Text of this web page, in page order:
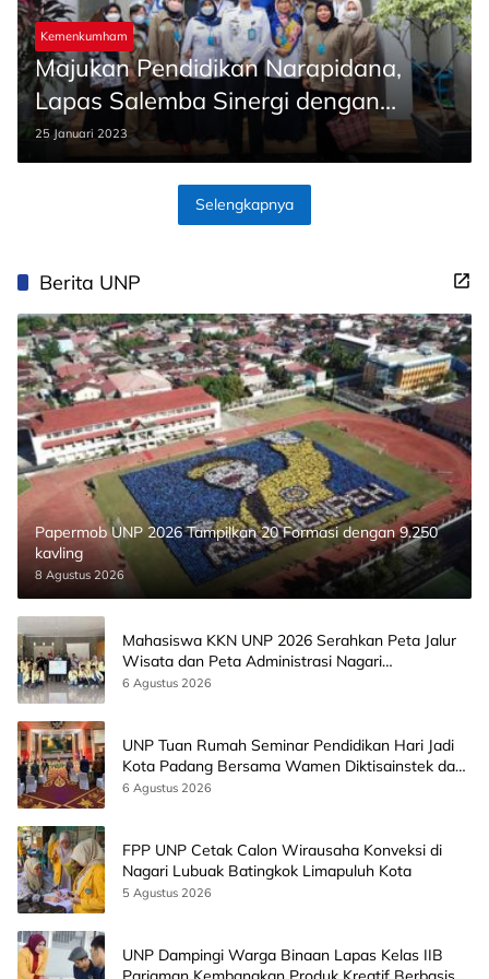
Kemenkumham
Majukan Pendidikan Narapidana,
Lapas Salemba Sinergi dengan
FKPKBM dan Sudin Pendidikan
25 Januari 2023
Selengkapnya
Berita UNP
Papermob UNP 2026 Tampilkan 20 Formasi dengan 9.250
kavling
8 Agustus 2026
Mahasiswa KKN UNP 2026 Serahkan Peta Jalur
Wisata dan Peta Administrasi Nagari
Paninggahan
6 Agustus 2026
UNP Tuan Rumah Seminar Pendidikan Hari Jadi
Kota Padang Bersama Wamen Diktisainstek dan
CEO EMGS Malaysia
6 Agustus 2026
FPP UNP Cetak Calon Wirausaha Konveksi di
Nagari Lubuak Batingkok Limapuluh Kota
5 Agustus 2026
UNP Dampingi Warga Binaan Lapas Kelas IIB